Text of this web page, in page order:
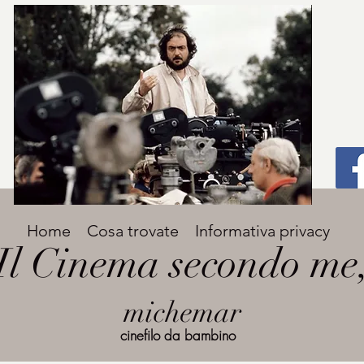
Titolo
grande
Avenir Light una delle font preferite dai
designer. Facile da leggere, viene
utilizzata per titoli e paragrafi.
Cinema secondo
michemar
Home Cosa trovate Informativa privacy
cinefilo da bambino